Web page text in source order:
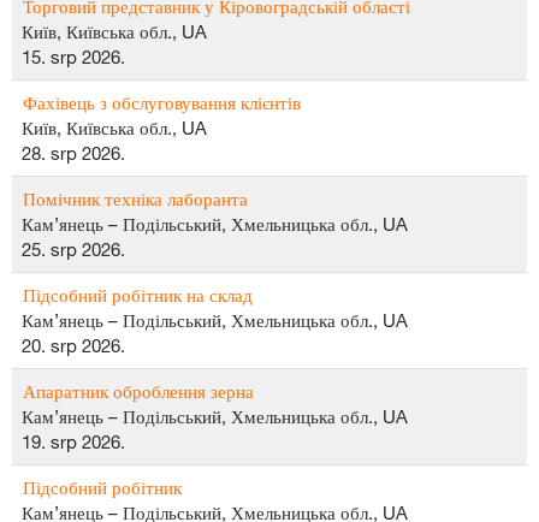
Торговий представник у Кіровоградській області
Київ, Київська обл., UA
15. srp 2026.
Фахівець з обслуговування клієнтів
Київ, Київська обл., UA
28. srp 2026.
Помічник техніка лаборанта
Кам’янець – Подільський, Хмельницька обл., UA
25. srp 2026.
Підсобний робітник на склад
Кам’янець – Подільський, Хмельницька обл., UA
20. srp 2026.
Апаратник оброблення зерна
Кам’янець – Подільський, Хмельницька обл., UA
19. srp 2026.
Підсобний робітник
Кам’янець – Подільський, Хмельницька обл., UA